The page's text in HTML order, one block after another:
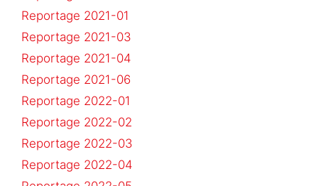
Reportage 2021-01
Reportage 2021-03
Reportage 2021-04
Reportage 2021-06
Reportage 2022-01
Reportage 2022-02
Reportage 2022-03
Reportage 2022-04